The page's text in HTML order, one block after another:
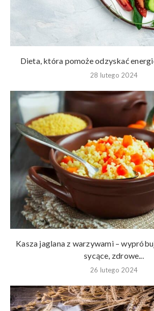
Dieta, która pomoże odzyskać
28 lutego 2024
Kasza jaglana z warzywami –
sycące, zdrowe...
26 lutego 2024